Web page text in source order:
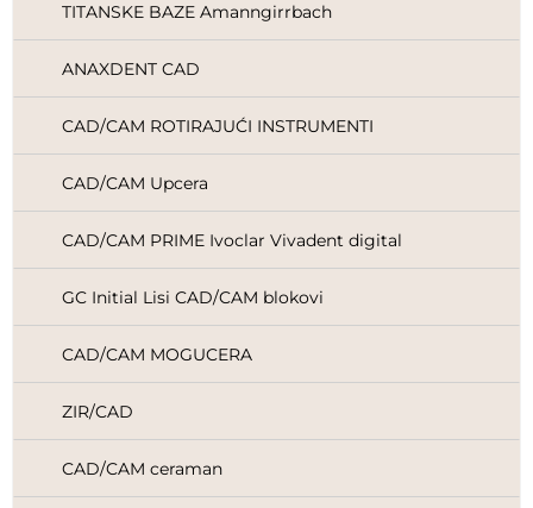
TITANSKE BAZE Amanngirrbach
ANAXDENT CAD
CAD/CAM ROTIRAJUĆI INSTRUMENTI
CAD/CAM Upcera
CAD/CAM PRIME Ivoclar Vivadent digital
GC Initial Lisi CAD/CAM blokovi
CAD/CAM MOGUCERA
ZIR/CAD
CAD/CAM ceraman